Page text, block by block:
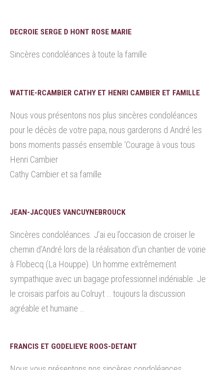
DECROIE SERGE D HONT ROSE MARIE
Sincères condoléances à toute la famille
WATTIE-RCAMBIER CATHY ET HENRI CAMBIER ET FAMILLE
Nous vous présentons nos plus sincères condoléances
pour le décès de votre papa, nous garderons d André les
bons moments passés ensemble ‘Courage à vous tous
Henri Cambier
Cathy Cambier et sa famille
JEAN-JACQUES VANCUYNEBROUCK
Sincères condoléances. J’ai eu l’occasion de croiser le
chemin d’André lors de la réalisation d’un chantier de voirie
à Flobecq (La Houppe). Un homme extrêmement
sympathique avec un bagage professionnel indéniable. Je
le croisais parfois au Colruyt … toujours la discussion
agréable et humaine …
FRANCIS ET GODELIEVE ROOS-DETANT